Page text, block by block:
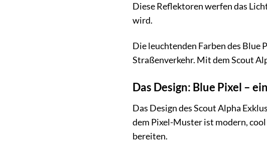
Diese Reflektoren werfen das
wird.
Die leuchtenden Farben des Blue
Straßenverkehr. Mit dem Scout
Das Design: Blue Pixel –
Das Design des Scout Alpha
dem Pixel-Muster ist modern,
bereiten.